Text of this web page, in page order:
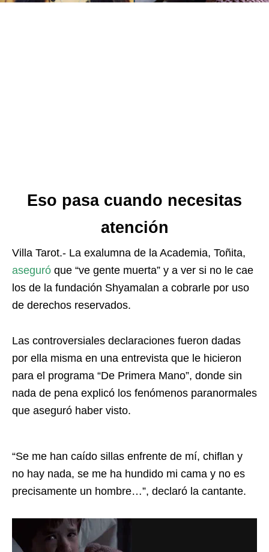
Eso pasa cuando necesitas
atención
Villa Tarot.- La exalumna de la Academia, Toñita,
aseguró que “ve gente muerta” y a ver si no le cae
los de la fundación Shyamalan a cobrarle por uso
de derechos reservados.
Las controversiales declaraciones fueron dadas
por ella misma en una entrevista que le hicieron
para el programa “De Primera Mano”, donde sin
nada de pena explicó los fenómenos paranormales
que aseguró haber visto.
“Se me han caído sillas enfrente de mí, chiflan y
no hay nada, se me ha hundido mi cama y no es
precisamente un hombre…”, declaró la cantante.